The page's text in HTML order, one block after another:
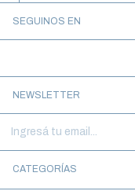
SEGUINOS EN
NEWSLETTER
CATEGORÍAS